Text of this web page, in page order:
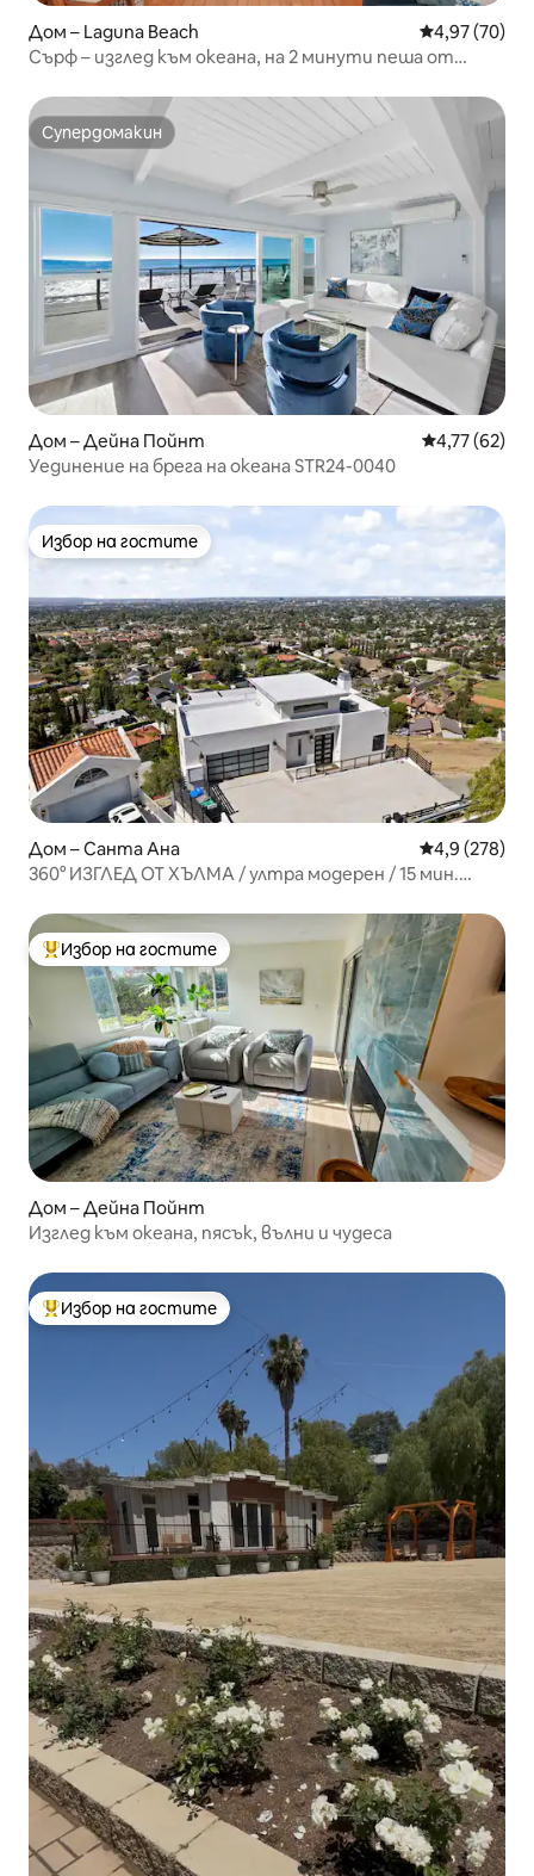
Дом – Laguna Beach Средна
4,97 (70)
Сърф – изглед към океана, на 2 минути пеша от
Супердомакин
Супердомакин
Дом – Дейна Пойнт Средна
4,77 (62)
Уединение на брега на океана STR24-0040
Избор на гостите
Избор на гостите
Дом – Санта Ана Средна
4,9 (278)
360° ИЗГЛЕД ОТ ХЪЛМА / ултра модерен / 15 мин.
Най-популярен избор на гостите
Избор на гостите
Дом – Дейна Пойнт
Изглед към океана, пясък, вълни и чудеса
Най-популярен избор на гостите
Избор на гостите